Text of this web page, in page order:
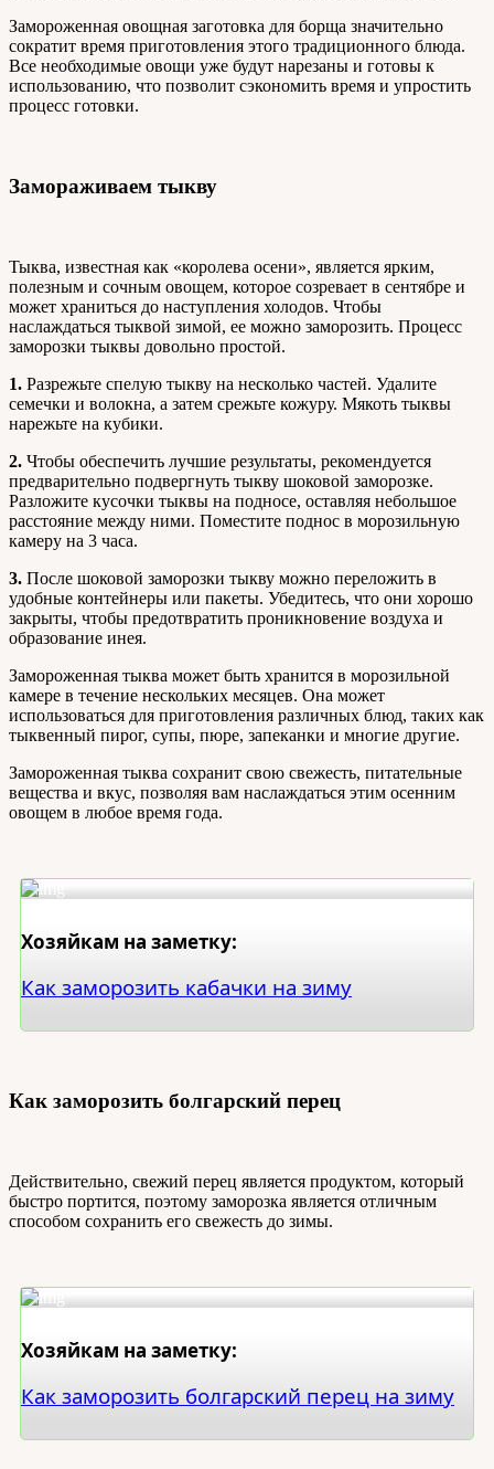
Замороженная овощная заготовка для борща значительно
сократит время приготовления этого традиционного блюда.
Все необходимые овощи уже будут нарезаны и готовы к
использованию, что позволит сэкономить время и упростить
процесс готовки.
Замораживаем тыкву
Тыква, известная как «королева осени», является ярким,
полезным и сочным овощем, которое созревает в сентябре и
может храниться до наступления холодов. Чтобы
наслаждаться тыквой зимой, ее можно заморозить. Процесс
заморозки тыквы довольно простой.
1. Разрежьте спелую тыкву на несколько частей. Удалите
семечки и волокна, а затем срежьте кожуру. Мякоть тыквы
нарежьте на кубики.
2. Чтобы обеспечить лучшие результаты, рекомендуется
предварительно подвергнуть тыкву шоковой заморозке.
Разложите кусочки тыквы на подносе, оставляя небольшое
расстояние между ними. Поместите поднос в морозильную
камеру на 3 часа.
3. После шоковой заморозки тыкву можно переложить в
удобные контейнеры или пакеты. Убедитесь, что они хорошо
закрыты, чтобы предотвратить проникновение воздуха и
образование инея.
Замороженная тыква может быть хранится в морозильной
камере в течение нескольких месяцев. Она может
использоваться для приготовления различных блюд, таких как
тыквенный пирог, супы, пюре, запеканки и многие другие.
Замороженная тыква сохранит свою свежесть, питательные
вещества и вкус, позволяя вам наслаждаться этим осенним
овощем в любое время года.
Хозяйкам на заметку:
Как заморозить кабачки на зиму
Как заморозить болгарский перец
Действительно, свежий перец является продуктом, который
быстро портится, поэтому заморозка является отличным
способом сохранить его свежесть до зимы.
Хозяйкам на заметку:
Как заморозить болгарский перец на зиму